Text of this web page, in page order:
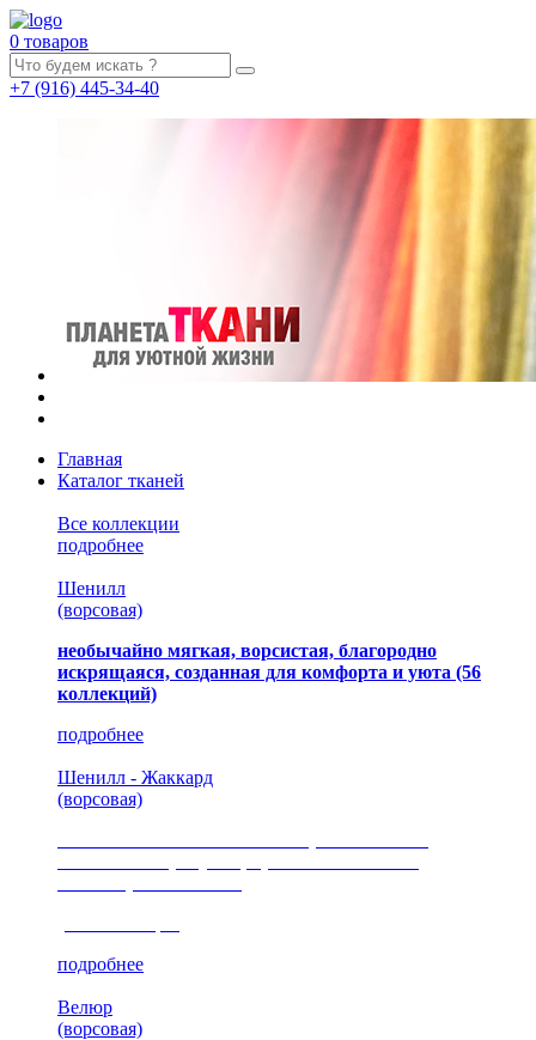
0 товаров
+7 (916) 445-34-40
Главная
Каталог тканей
Все коллекции
подробнее
Шенилл
(ворсовая)
необычайно мягкая, ворсистая, благородно
искрящаяся, созданная для комфорта и уюта (56
коллекций)
подробнее
Шенилл - Жаккард
(ворсовая)
подробнее
Велюр
(ворсовая)